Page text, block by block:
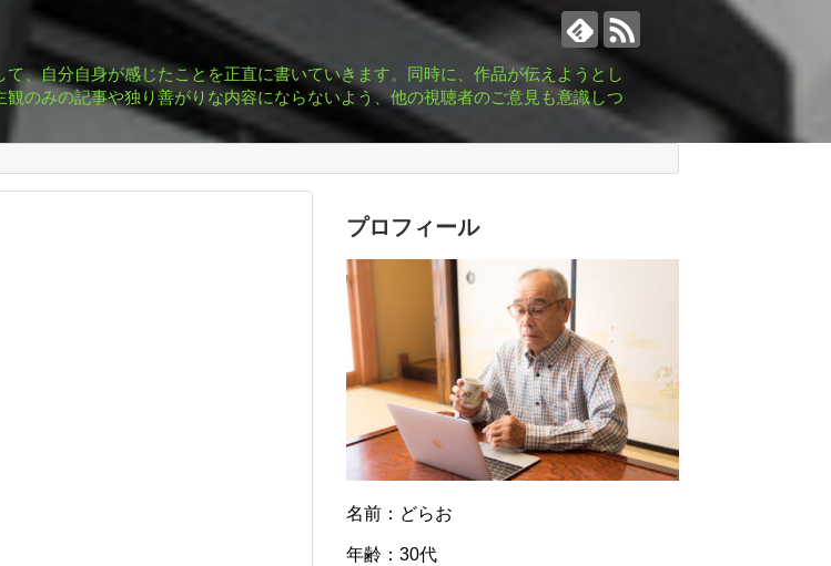
、自分自身が感じたことを正直に書いていきます。同時に、作品が伝えようとし
のみの記事や独り善がりな内容にならないよう、他の視聴者のご意見も意識しつ
プロフィール
名前：どらお
年齢：30代